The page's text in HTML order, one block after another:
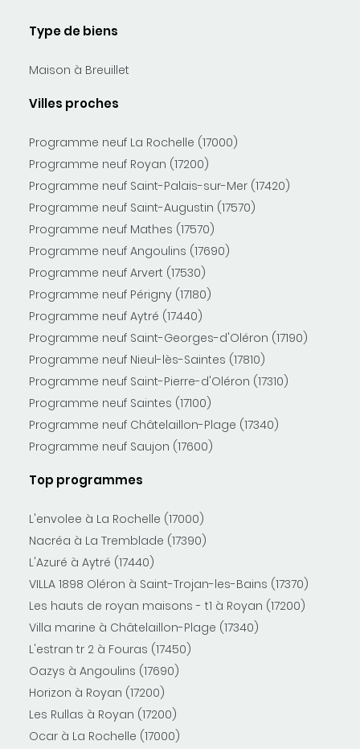
Type de biens
Maison à Breuillet
Villes proches
Programme neuf La Rochelle (17000)
Programme neuf Royan (17200)
Programme neuf Saint-Palais-sur-Mer (17420)
Programme neuf Saint-Augustin (17570)
Programme neuf Mathes (17570)
Programme neuf Angoulins (17690)
Programme neuf Arvert (17530)
Programme neuf Périgny (17180)
Programme neuf Aytré (17440)
Programme neuf Saint-Georges-d'Oléron (17190)
Programme neuf Nieul-lès-Saintes (17810)
Programme neuf Saint-Pierre-d'Oléron (17310)
Programme neuf Saintes (17100)
Programme neuf Châtelaillon-Plage (17340)
Programme neuf Saujon (17600)
Top programmes
L'envolee à La Rochelle (17000)
Nacréa à La Tremblade (17390)
L'Azuré à Aytré (17440)
VILLA 1898 Oléron à Saint-Trojan-les-Bains (17370)
Les hauts de royan maisons - t1 à Royan (17200)
Villa marine à Châtelaillon-Plage (17340)
L'estran tr 2 à Fouras (17450)
Oazys à Angoulins (17690)
Horizon à Royan (17200)
Les Rullas à Royan (17200)
Ocar à La Rochelle (17000)